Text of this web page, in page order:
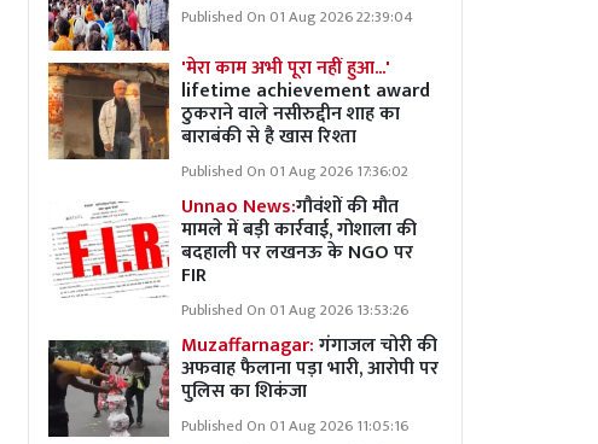
Published On 01 Aug 2026 22:39:04
'मेरा काम अभी पूरा नहीं हुआ...'
lifetime achievement award
ठुकराने वाले नसीरुद्दीन शाह का
बाराबंकी से है खास रिश्ता
Published On 01 Aug 2026 17:36:02
Unnao News:गौवंशों की मौत
मामले में बड़ी कार्रवाई, गोशाला की
बदहाली पर लखनऊ के NGO पर
FIR
Published On 01 Aug 2026 13:53:26
Muzaffarnagar:गंगाजल चोरी की
अफवाह फैलाना पड़ा भारी, आरोपी पर
पुलिस का शिकंजा
Published On 01 Aug 2026 11:05:16